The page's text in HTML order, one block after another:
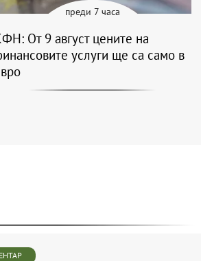
преди 7 часа
От 9 август цените на
услуги ще са само в